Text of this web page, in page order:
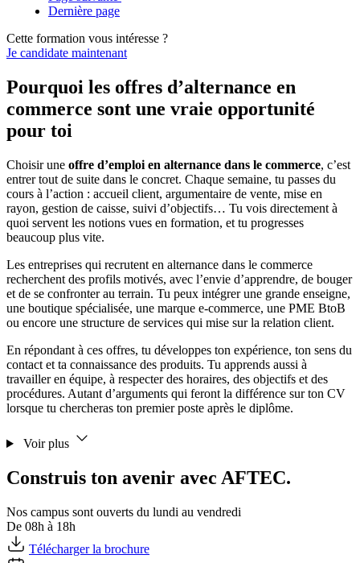
Dernière page
Cette formation vous intéresse ?
Je candidate maintenant
Pourquoi les offres d’alternance en
commerce sont une vraie opportunité
pour toi
Choisir une offre d’emploi en alternance dans le commerce, c’est
entrer tout de suite dans le concret. Chaque semaine, tu passes du
cours à l’action : accueil client, argumentaire de vente, mise en
rayon, gestion de caisse, suivi d’objectifs… Tu vois directement à
quoi servent les notions vues en formation, et tu progresses
beaucoup plus vite.
Les entreprises qui recrutent en alternance dans le commerce
recherchent des profils motivés, avec l’envie d’apprendre, de bouger
et de se confronter au terrain. Tu peux intégrer une grande enseigne,
une boutique spécialisée, une marque e-commerce, une PME BtoB
ou encore une structure de services qui mise sur la relation client.
En répondant à ces offres, tu développes ton expérience, ton sens du
contact et ta connaissance des produits. Tu apprends aussi à
travailler en équipe, à respecter des horaires, des objectifs et des
procédures. Autant d’arguments qui feront la différence sur ton CV
lorsque tu chercheras ton premier poste après le diplôme.
Voir plus
Construis ton avenir avec AFTEC.
Nos campus sont ouverts du lundi au vendredi
De 08h à 18h
Télécharger la brochure